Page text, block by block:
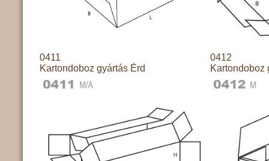
0411
Kartondoboz gyártás Érd
0412
Kartondoboz